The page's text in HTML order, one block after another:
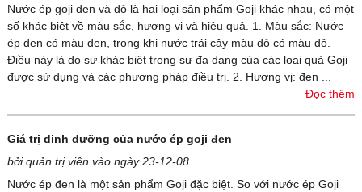
Nước ép goji đen và đỏ là hai loại sản phẩm Goji khác nhau, có một
số khác biệt về màu sắc, hương vị và hiệu quả. 1. Màu sắc: Nước
ép đen có màu đen, trong khi nước trái cây màu đỏ có màu đỏ.
Điều này là do sự khác biệt trong sự đa dạng của các loại quả Goji
được sử dụng và các phương pháp điều trị. 2. Hương vị: đen ...
Đọc thêm
Giá trị dinh dưỡng của nước ép goji đen
bởi quản trị viên vào ngày 23-12-08
Nước ép đen là một sản phẩm Goji đặc biệt. So với nước ép Goji